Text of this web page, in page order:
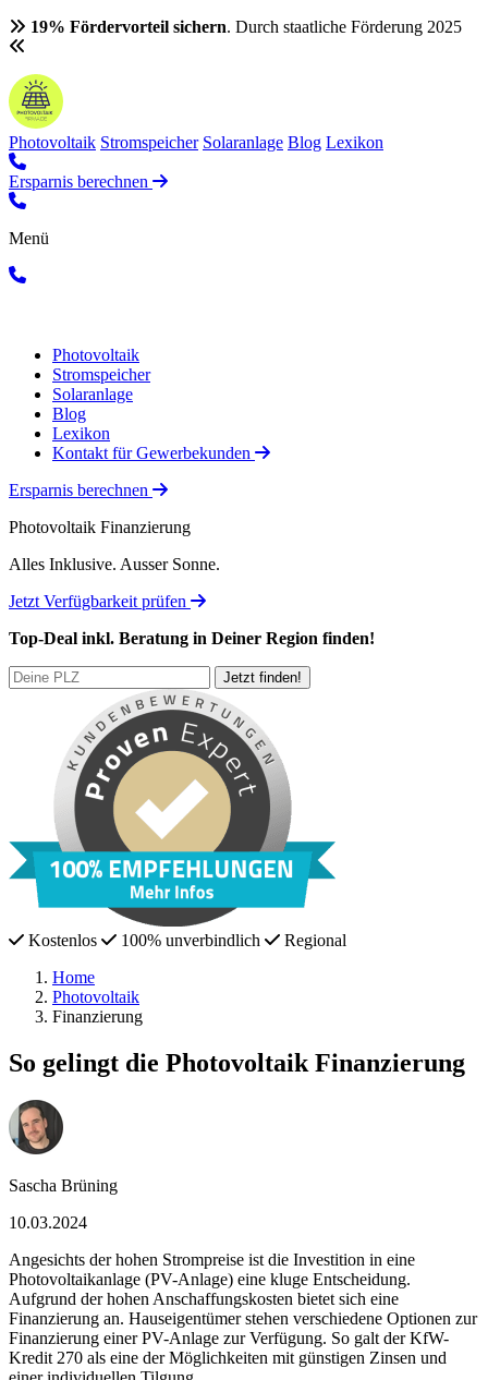
19% Fördervorteil sichern. Durch staatliche Förderung 2025
Photovoltaik Stromspeicher Solaranlage Blog Lexikon
Ersparnis berechnen
Menü
Photovoltaik
Stromspeicher
Solaranlage
Blog
Lexikon
Kontakt für Gewerbekunden
Ersparnis berechnen
Photovoltaik Finanzierung
Alles Inklusive. Ausser Sonne.
Jetzt Verfügbarkeit prüfen
Top-Deal inkl. Beratung in Deiner Region finden!
Kostenlos 100% unverbindlich
Regional
Home
Photovoltaik
Finanzierung
So gelingt die Photovoltaik Finanzierung
Sascha Brüning
10.03.2024
Angesichts der hohen Strompreise ist die Investition in eine
Photovoltaikanlage (PV-Anlage) eine kluge Entscheidung.
Aufgrund der hohen Anschaffungskosten bietet sich eine
Finanzierung an. Hauseigentümer stehen verschiedene Optionen zur
Finanzierung einer PV-Anlage zur Verfügung. So galt der KfW-
Kredit 270 als eine der Möglichkeiten mit günstigen Zinsen und